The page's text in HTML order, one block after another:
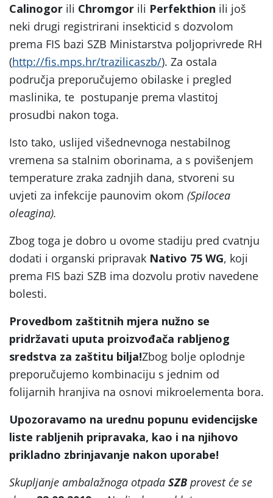
Calinogor ili Chromgor ili Perfekthion ili još
neki drugi registrirani insekticid s dozvolom
prema FIS bazi SZB Ministarstva poljoprivrede RH
(http://fis.mps.hr/trazilicaszb/). Za ostala
područja preporučujemo obilaske i pregled
maslinika, te postupanje prema vlastitoj
prosudbi nakon toga.
Isto tako, uslijed višednevnoga nestabilnog
vremena sa stalnim oborinama, a s povišenjem
temperature zraka zadnjih dana, stvoreni su
uvjeti za infekcije paunovim okom (Spilocea
oleagina).
Zbog toga je dobro u ovome stadiju pred cvatnju
dodati i organski pripravak Nativo 75 WG, koji
prema FIS bazi SZB ima dozvolu protiv navedene
bolesti.
Provedbom zaštitnih mjera nužno se
pridržavati uputa proizvođača rabljenog
sredstva za zaštitu bilja!Zbog bolje oplodnje
preporučujemo kombinaciju s jednim od
folijarnih hranjiva na osnovi mikroelementa bora.
Upozoravamo na urednu popunu evidencijske
liste rabljenih pripravaka, kao i na njihovo
prikladno zbrinjavanje nakon uporabe!
Skupljanje ambalažnoga otpada SZB provest će se